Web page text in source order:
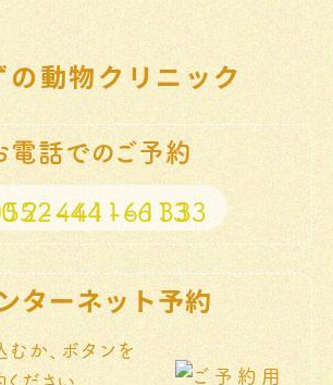
電話でのご予約
052-441-6133
ターネット予約
か、ボタンを